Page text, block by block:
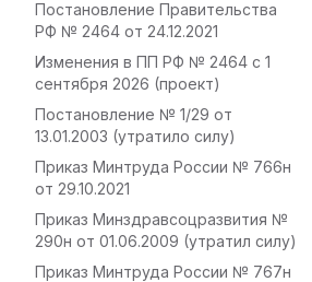
Постановление Правительства
РФ № 2464 от 24.12.2021
Изменения в ПП РФ № 2464 с 1
сентября 2026 (проект)
Постановление № 1/29 от
13.01.2003 (утратило силу)
Приказ Минтруда России № 766н
от 29.10.2021
Приказ Минздравсоцразвития №
290н от 01.06.2009 (утратил силу)
Приказ Минтруда России № 767н